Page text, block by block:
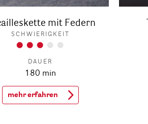
mit Federn
SCHWIERIGKEIT
DAUER
180 min
mehr erfahren